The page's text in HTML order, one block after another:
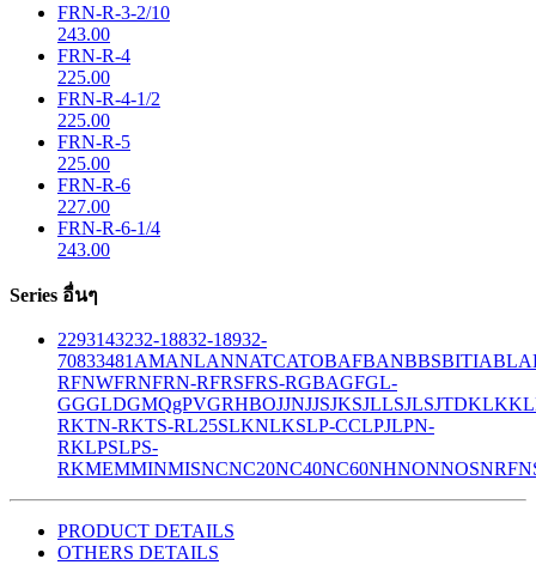
FRN-R-3-2/10
243.00
FRN-R-4
225.00
FRN-R-4-1/2
225.00
FRN-R-5
225.00
FRN-R-6
227.00
FRN-R-6-1/4
243.00
Series อื่นๆ
2293143232-18832-18932-
70833481 AMANLANNATCATOBAFBANBBSBITIABLA
RFNWFRNFRN-RFRSFRS-RGBAGFGL-
GGGLDGMQgPVGRHBOJJNJJSJKSJLLSJLSJTDKLK
RKTN-RKTS-RL25SLKNLKSLP-CCLPJLPN-
RKLPSLPS-
RKMEMMINMISNCNC20NC40NC60NHNONNOSNRF
PRODUCT DETAILS
OTHERS DETAILS